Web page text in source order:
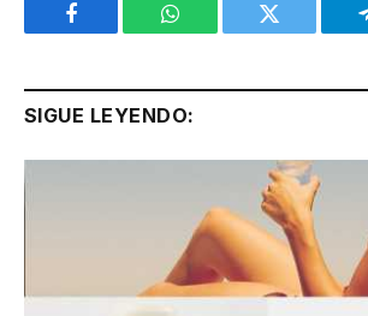
Facebook WhatsApp Twitter
SIGUE LEYENDO: